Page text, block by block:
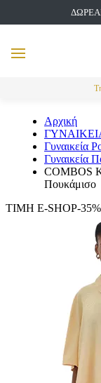
MENU
Αρχική
Γυναικεία
Γυναικεία
COMBOS
Πουκάμισο
ΤΙΜΗ E-SHOP-35%